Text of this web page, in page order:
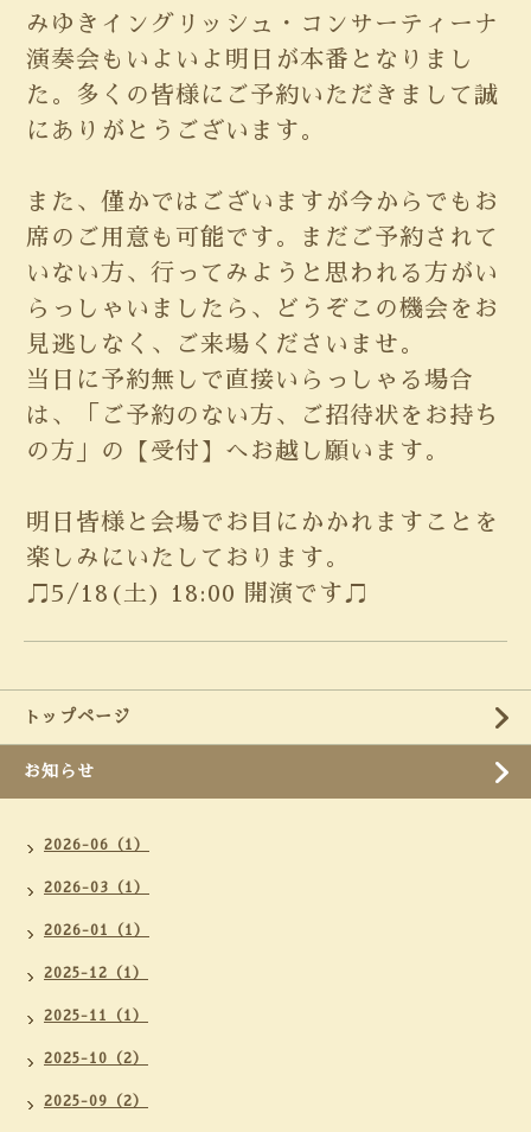
みゆきイングリッシュ・コンサーティーナ
演奏会もいよいよ明日が本番となりまし
た。多くの皆様にご予約いただきまして誠
にありがとうございます。
また、僅かではございますが今からでもお
席のご用意も可能です。まだご予約されて
いない方、行ってみようと思われる方がい
らっしゃいましたら、どうぞこの機会をお
見逃しなく、ご来場くださいませ。
当日に予約無しで直接いらっしゃる場合
は、「ご予約のない方、ご招待状をお持ち
の方」の【受付】へお越し願います。
明日皆様と会場でお目にかかれますことを
楽しみにいたしております。
♫5/18(土) 18:00 開演です♫
トップページ
お知らせ
2026-06（1）
2026-03（1）
2026-01（1）
2025-12（1）
2025-11（1）
2025-10（2）
2025-09（2）